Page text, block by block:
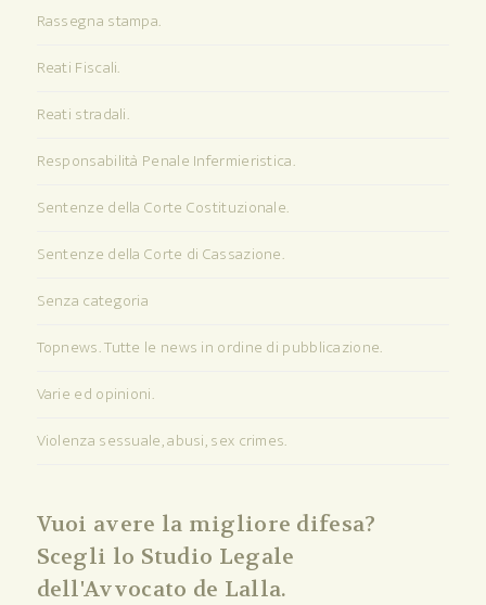
Rassegna stampa.
Reati Fiscali.
Reati stradali.
Responsabilità Penale Infermieristica.
Sentenze della Corte Costituzionale.
Sentenze della Corte di Cassazione.
Senza categoria
Topnews. Tutte le news in ordine di pubblicazione.
Varie ed opinioni.
Violenza sessuale, abusi, sex crimes.
Vuoi avere la migliore difesa?
Scegli lo Studio Legale
dell'Avvocato de Lalla.